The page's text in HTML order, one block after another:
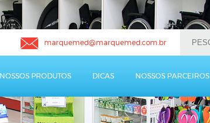
marquemed@marquemed.com.br
NOSSOS PRODUTOS DICAS NOSSOS PARCEIROS